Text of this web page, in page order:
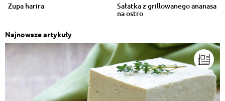
Zupa harira Sałatka z grillowanego ananasa
na ostro
Najnowsze artykuły